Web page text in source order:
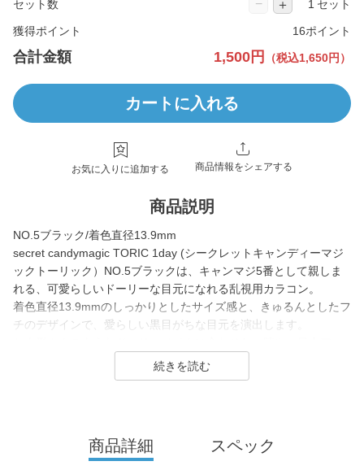
セット数 − ＋ セット
獲得ポイント 16ポイント
合計金額 1,500円 （税込1,650円）
カートに入れる
お気に入りに追加する 商品情報をシェアする
商品説明
NO.5ブラック/着色直径13.9mm
secret candymagic TORIC 1day (シークレットキャンディーマジ
ックトーリック）NO.5ブラックは、キャンマジ5番として親しま
れる、可愛らしいドーリーな目元になれる乱視用カラコン。
着色直径13.9mmのしっかりとしたサイズ感と、きゅるんとしたフ
チのデザインで、愛らしい黒目がちな目元を演出します。
「乱視用でも可愛い黒コンを使いたい」という方に選ばれている
ンデー）は2012年発売以来、若い世代を中心に絶大な支持を得て
商品詳細 スペック